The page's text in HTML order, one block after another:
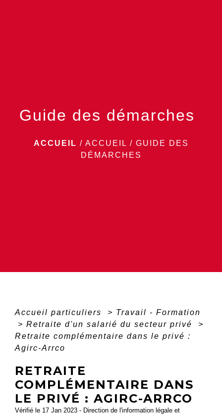
Guide des démarches
ACCUEIL / ACCUEIL / GUIDE DES
DÉMARCHES
Accueil particuliers > Travail - Formation
> Retraite d'un salarié du secteur privé
>
Retraite complémentaire dans le privé :
Agirc-Arrco
RETRAITE
COMPLÉMENTAIRE DANS
LE PRIVÉ : AGIRC-ARRCO
Vérifié le 17 Jan 2023 - Direction de l'information légale et